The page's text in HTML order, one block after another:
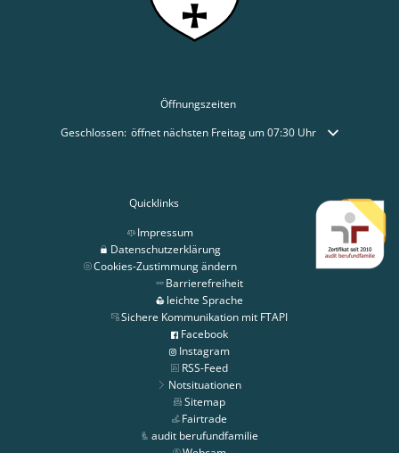
Öffnungszeiten
Klicken, um weitere Öffnungs- oder Schließzeiten auszublenden
Geschlossen: öffnet nächsten Freitag um 07:30 Uhr
Quicklinks
Impressum
Datenschutzerklärung
Cookies-Zustimmung ändern
Barrierefreiheit
leichte Sprache
Sichere Kommunikation mit FTAPI
Facebook
Instagram
RSS-Feed
Notsituationen
Sitemap
Fairtrade
audit berufundfamilie